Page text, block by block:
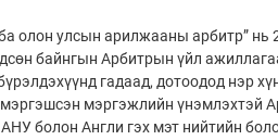
олон улсын арилжааны арбитр” нь
байнгын Арбитрын үйл
гадаад, дотоодод нэр
мэргэжлийн үнэмлэхтэй
болон Англи гэх мэт нийтийн